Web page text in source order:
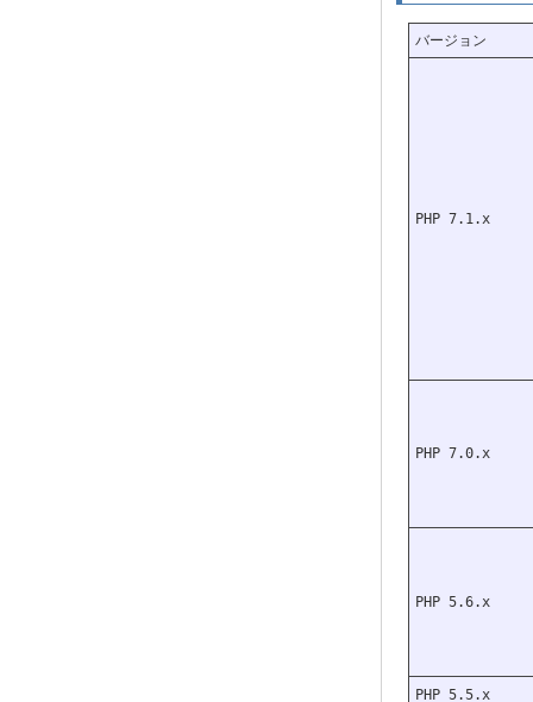
バージョン
PHP 7.1.x
PHP 7.0.x
PHP 5.6.x
PHP 5.5.x